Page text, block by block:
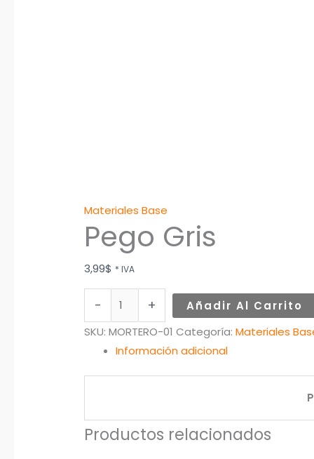
Materiales Base
Pego Gris
3,99$ * IVA
- +
Añadir Al Carrito
SKU:MORTERO-01 Categoría:Materiales
Información adicional
Productos relacionados